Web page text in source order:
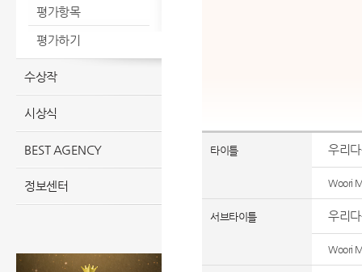
타이틀 우리
Woori
서브타이틀 우리
Woori
평가항목
평가하기
수상작
시상식
BEST AGENCY
정보센터